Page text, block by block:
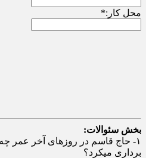
محل کار:*
بخش سئوالات:
۱- حاج قاسم در روزهای آخر عمر
برداری میکرد؟